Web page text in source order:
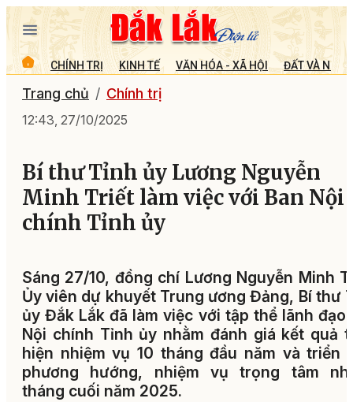
CHÍNH TRỊ KINH TẾ VĂN HÓA - XÃ HỘI ĐẤT VÀ
Trang chủ Chính trị
12:43, 27/10/2025
Bí thư Tỉnh ủy Lương Nguyễn
Minh Triết làm việc với Ban Nội
chính Tỉnh ủy
Sáng 27/10, đồng chí Lương Nguyễn Minh
Ủy viên dự khuyết Trung ương Đảng, Bí thư
ủy Đắk Lắk đã làm việc với tập thể lãnh đạo
Nội chính Tỉnh ủy nhằm đánh giá kết quả
hiện nhiệm vụ 10 tháng đầu năm và triển
phương hướng, nhiệm vụ trọng tâm
tháng cuối năm 2025.